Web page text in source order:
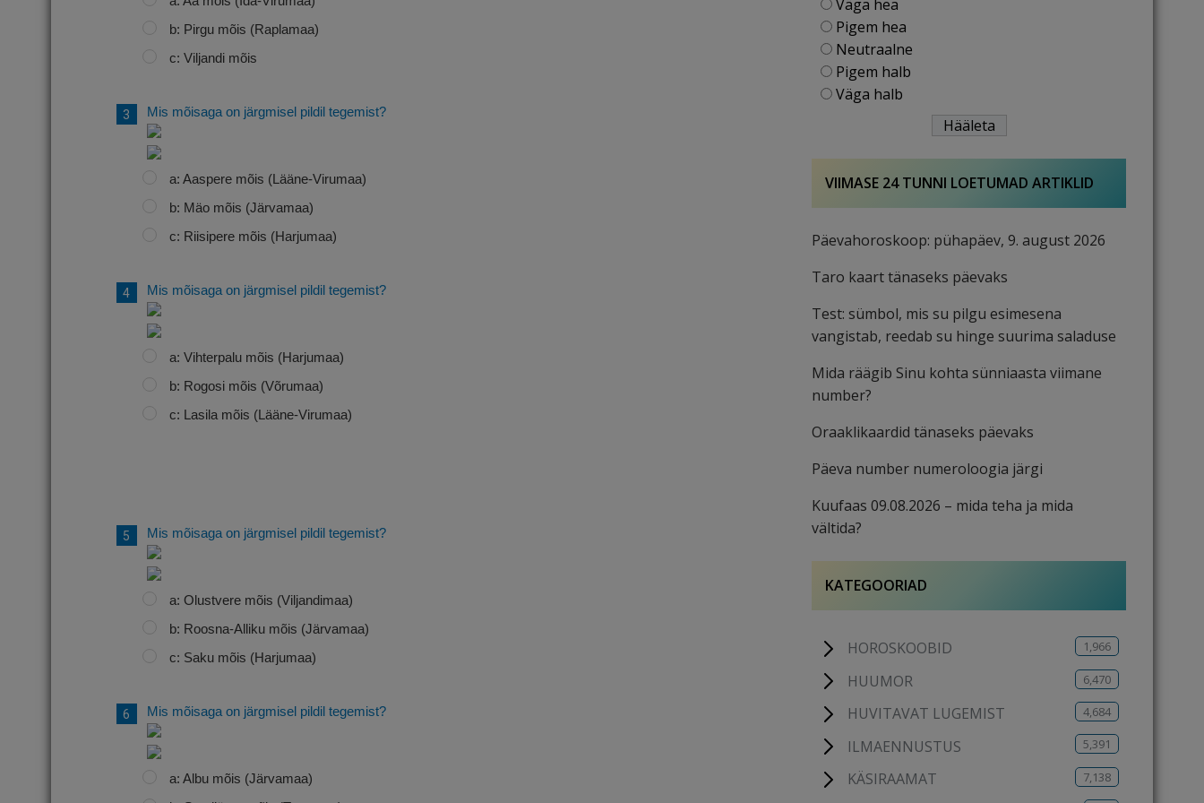
b: Pirgu mõis (Raplamaa)
c: Viljandi mõis
Mis mõisaga on järgmisel pildil tegemist?
a: Aaspere mõis (Lääne-Virumaa)
b: Mäo mõis (Järvamaa)
c: Riisipere mõis (Harjumaa)
Mis mõisaga on järgmisel pildil tegemist?
a: Vihterpalu mõis (Harjumaa)
b: Rogosi mõis (Võrumaa)
c: Lasila mõis (Lääne-Virumaa)
Mis mõisaga on järgmisel pildil tegemist?
a: Olustvere mõis (Viljandimaa)
b: Roosna-Alliku mõis (Järvamaa)
c: Saku mõis (Harjumaa)
Mis mõisaga on järgmisel pildil tegemist?
a: Albu mõis (Järvamaa)
Väga hea
Pigem hea
Neutraalne
Pigem halb
Väga halb
VIIMASE 24 TUNNI LOETUMAD ARTIKLID
Päevahoroskoop: pühapäev, 9. august 2026
Taro kaart tänaseks päevaks
Test: sümbol, mis su pilgu esimesena
vangistab, reedab su hinge suurima saladuse
Mida räägib Sinu kohta sünniaasta viimane
number?
Oraaklikaardid tänaseks päevaks
Päeva number numeroloogia järgi
Kuufaas 09.08.2026 – mida teha ja mida
vältida?
KATEGOORIAD
HOROSKOOBID 1,966
HUUMOR 6,470
HUVITAVAT LUGEMIST 4,684
ILMAENNUSTUS 5,391
KÄSIRAAMAT 7,138